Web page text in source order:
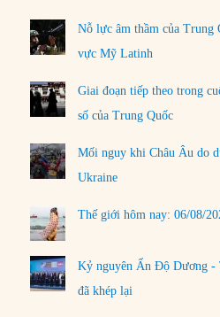
Nỗ lực âm thầm của Trung
vực Mỹ Latinh
Giai đoạn tiếp theo trong
số của Trung Quốc
Mối nguy khi Châu Âu do
Ukraine
Thế giới hôm nay: 06/08/
Kỷ nguyên Ấn Độ Dương -
đã khép lại